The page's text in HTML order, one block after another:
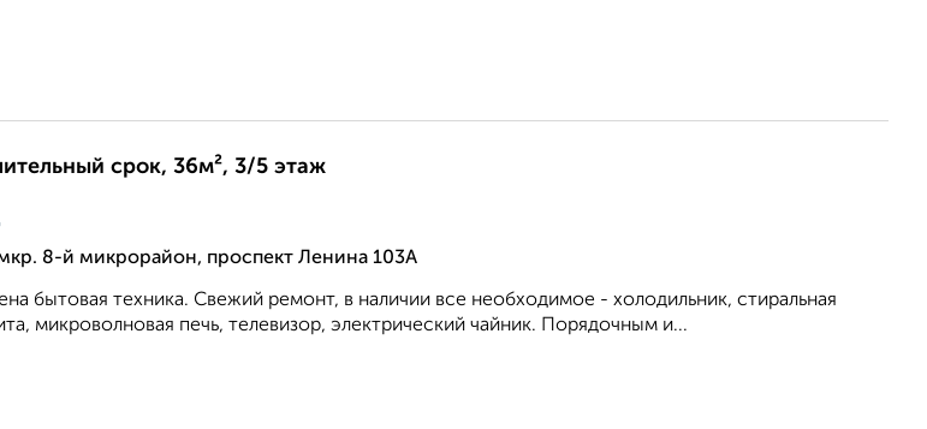
срок, 36м², 3/5 этаж
8-й микрорайон, проспект Ленина 103А
бытовая техника. Свежий ремонт, в наличии все необходимое - холодильник, стиральная
микроволновая печь, телевизор, электрический чайник. Порядочным и...